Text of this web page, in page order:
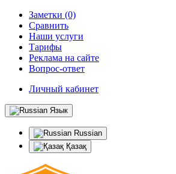
Заметки (0)
Сравнить
Наши услуги
Тарифы
Реклама на сайте
Вопрос-ответ
Личный кабинет
Язык
Russian
Қазақ